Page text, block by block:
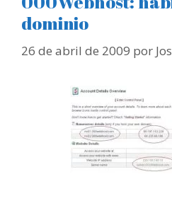
dominio
26 de abril de 2009 por